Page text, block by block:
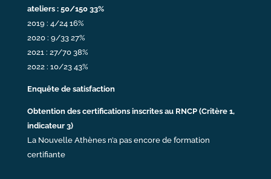
ateliers : 50/150 33%
2019 : 4/24 16%
2020 : 9/33 27%
2021 : 27/70 38%
2022 : 10/23 43%
Enquête de satisfaction
Obtention des certifications inscrites au RNCP (Critère 1,
indicateur 3)
La Nouvelle Athènes n’a pas encore de formation
certifiante